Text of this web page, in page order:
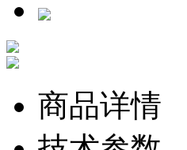
商品详情